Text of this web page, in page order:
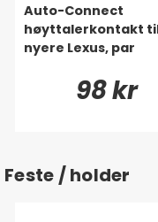
Auto-Connect
høyttalerkontakt
nyere Lexus, par
98 kr
Feste / holder